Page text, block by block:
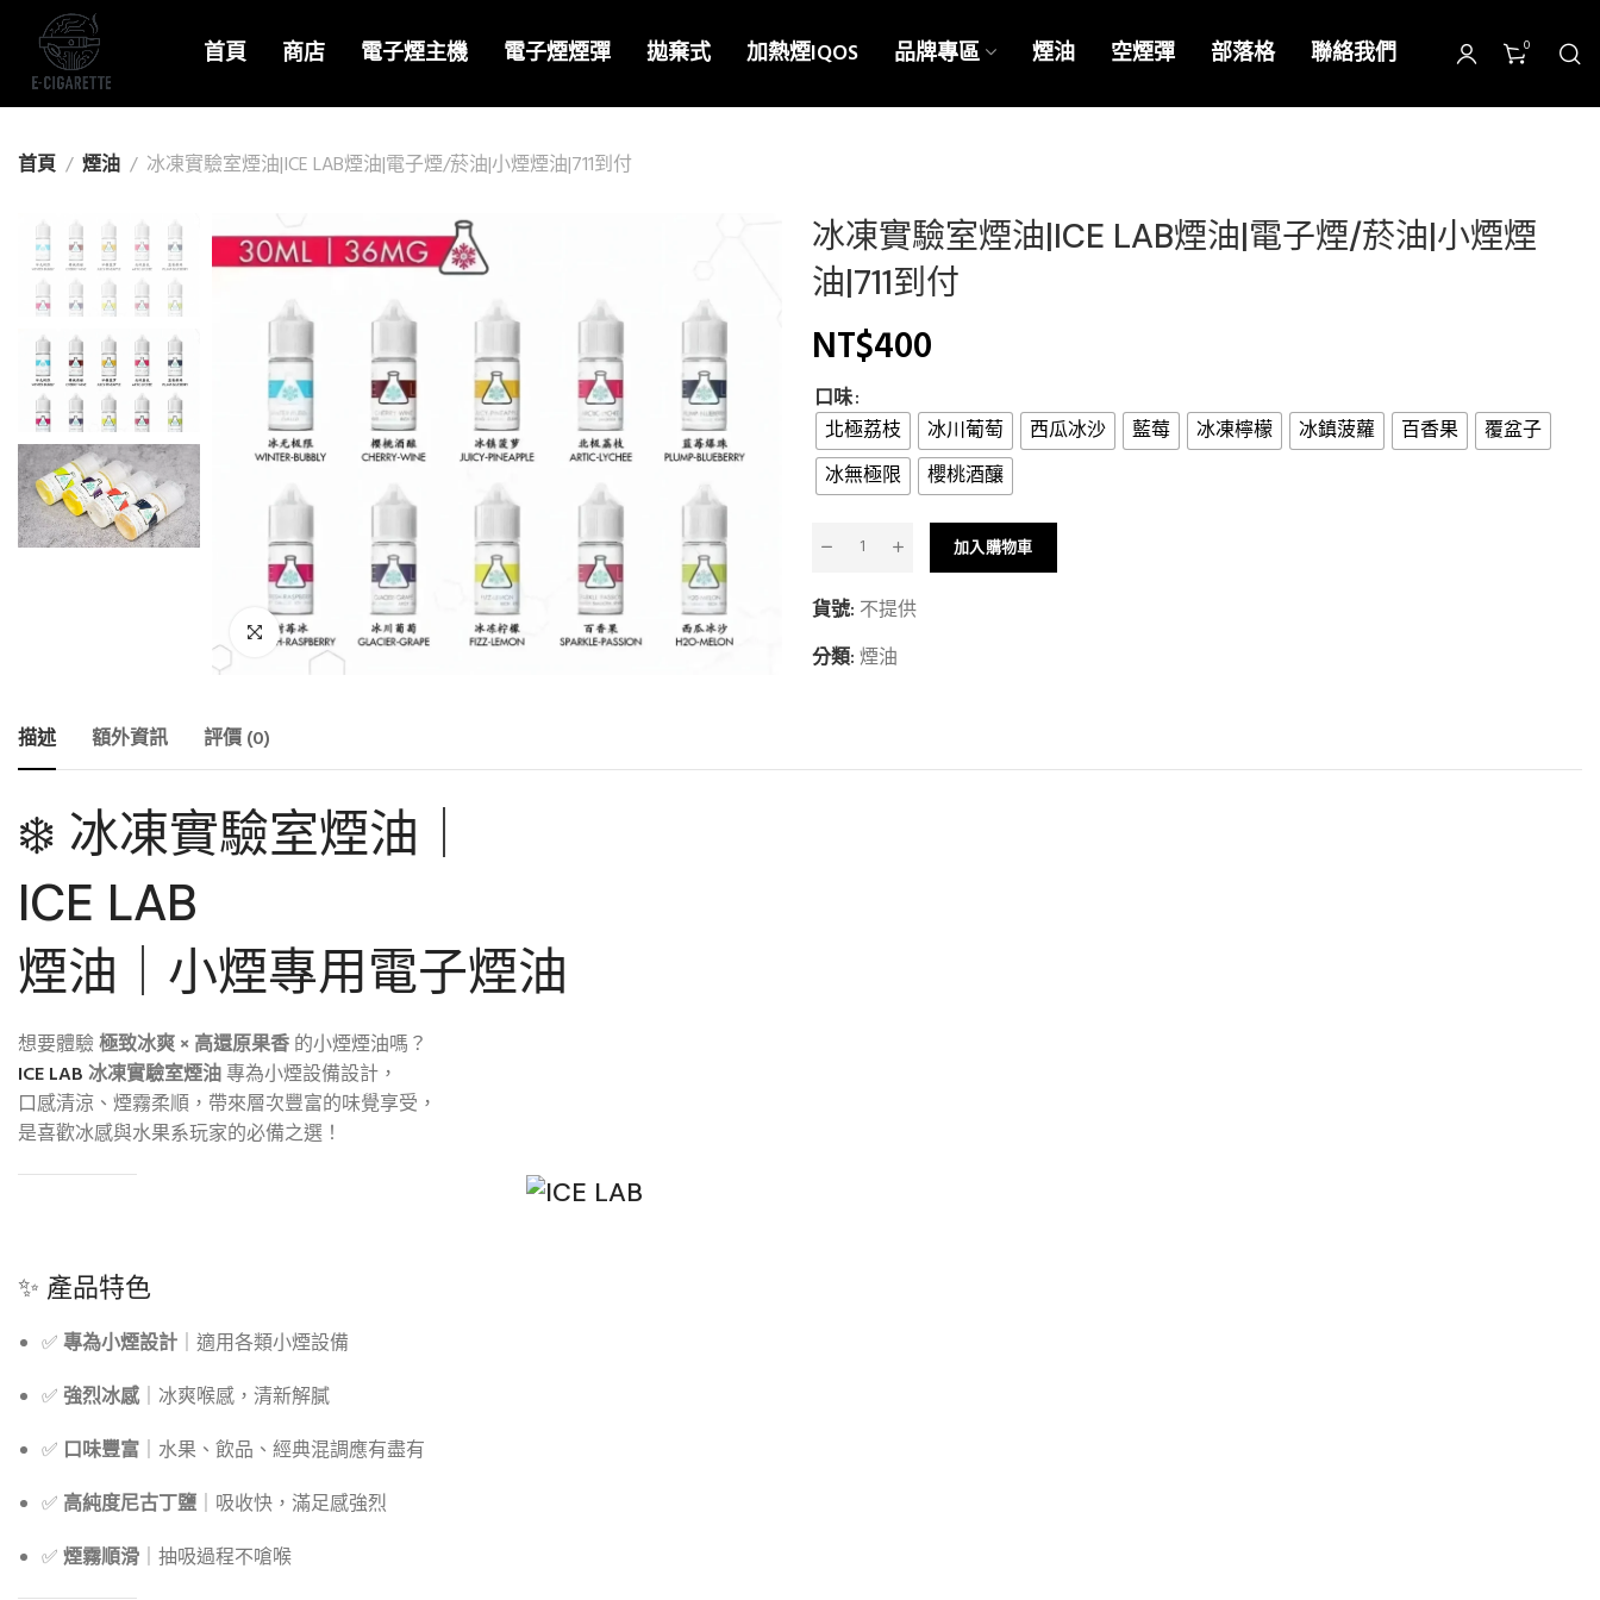
首頁 商店 電子煙主機 電子煙煙彈 拋棄式 加熱煙IQOS 品牌專區 煙油 空煙彈 部落格 聯絡我們 0
首頁 煙油 冰凍實驗室煙油|ICE LAB煙油|電子煙/菸油|小煙煙油|711到付
冰凍實驗室煙油|ICE LAB煙油|電子煙/菸油|小煙煙
油|711到付
NT$400
口味
北極荔枝
冰川葡萄 西瓜冰沙 藍莓 冰凍檸檬 冰鎮菠蘿 百香果
覆盆子
冰無極限
櫻桃酒釀
加入購物車
貨號: 不提供
分類:煙油
描述 額外資訊 評價 (0)
❄️ 冰凍實驗室煙油｜
ICE LAB
煙油｜小煙專用電子煙油
想要體驗極致冰爽 × 高還原果香的小煙煙油嗎？
ICE LAB冰凍實驗室煙油專為小煙設備設計，
口感清涼、煙霧柔順，帶來層次豐富的味覺享受，
是喜歡冰感與水果系玩家的必備之選！
✨ 產品特色
✅專為小煙設計 ｜適用各類小煙設備
✅強烈冰感｜冰爽喉感，清新解膩
✅ 口味豐富 ｜水果、飲品、經典混調應有盡有
✅ 高純度尼古丁鹽 ｜吸收快，滿足感強烈
✅煙霧順滑 ｜抽吸過程不嗆喉